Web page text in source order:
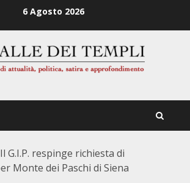
6 Agosto 2026
G.I.P. respinge richiesta di
Monte dei Paschi di Siena